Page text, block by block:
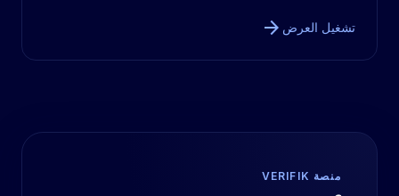
تشغيل العرض arrow_forward
منصة VERIFIK